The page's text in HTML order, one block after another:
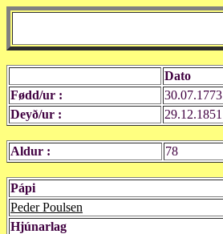
Dato
Fødd/ur :
30.07.1773
Deyð/ur :
29.12.1851
Aldur : 78
Pápi
Peder Poulsen
Hjúnarlag